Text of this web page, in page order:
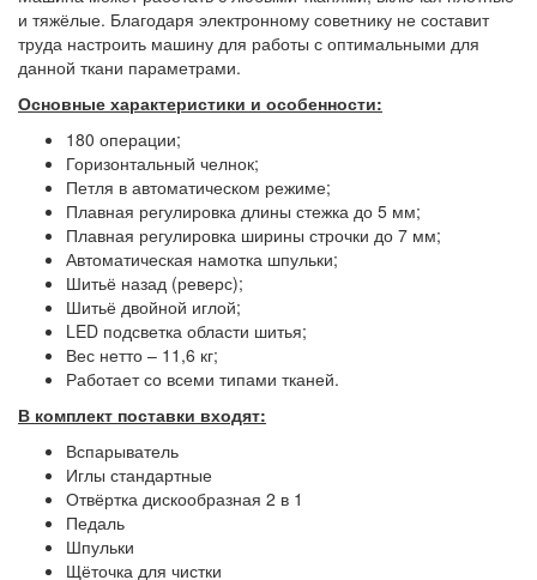
и тяжёлые. Благодаря электронному советнику не составит
труда настроить машину для работы с оптимальными для
данной ткани параметрами.
Основные характеристики и особенности:
180 операции;
Горизонтальный челнок;
Петля в автоматическом режиме;
Плавная регулировка длины стежка до 5 мм;
Плавная регулировка ширины строчки до 7 мм;
Автоматическая намотка шпульки;
Шитьё назад (реверс);
Шитьё двойной иглой;
LED подсветка области шитья;
Вес нетто – 11,6 кг;
Работает со всеми типами тканей.
В комплект поставки входят:
Вспарыватель
Иглы стандартные
Отвёртка дискообразная 2 в 1
Педаль
Шпульки
Щёточка для чистки